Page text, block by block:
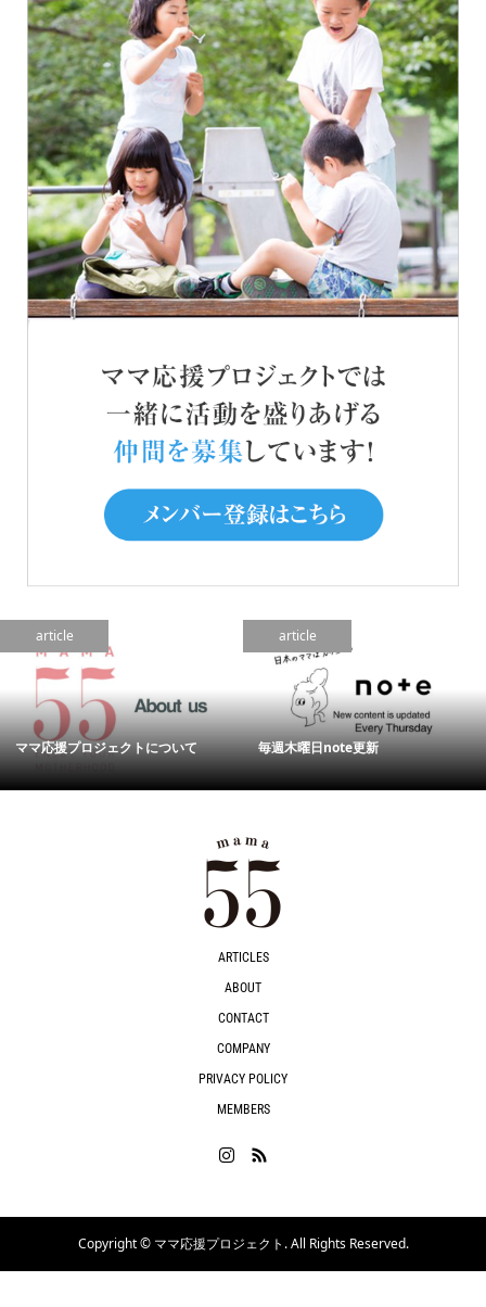
article
ママ応援プロジェクトについて
article
毎週木曜日note更新
ARTICLES
ABOUT
CONTACT
COMPANY
PRIVACY POLICY
MEMBERS
Copyright ©ママ応援プロジェクト. All Rights Reserved.